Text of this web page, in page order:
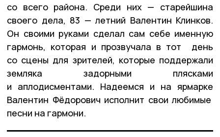
со всего района. Среди них — старейшина
своего дела, 83 — летний Валентин Клинков.
Он своими руками сделал сам себе именную
гармонь, которая и прозвучала в тот день
со сцены для зрителей, которые поддержали
земляка задорными плясками
и аплодисментами. Надеемся и на ярмарке
Валентин Фёдорович исполнит свои любимые
песни на гармони.